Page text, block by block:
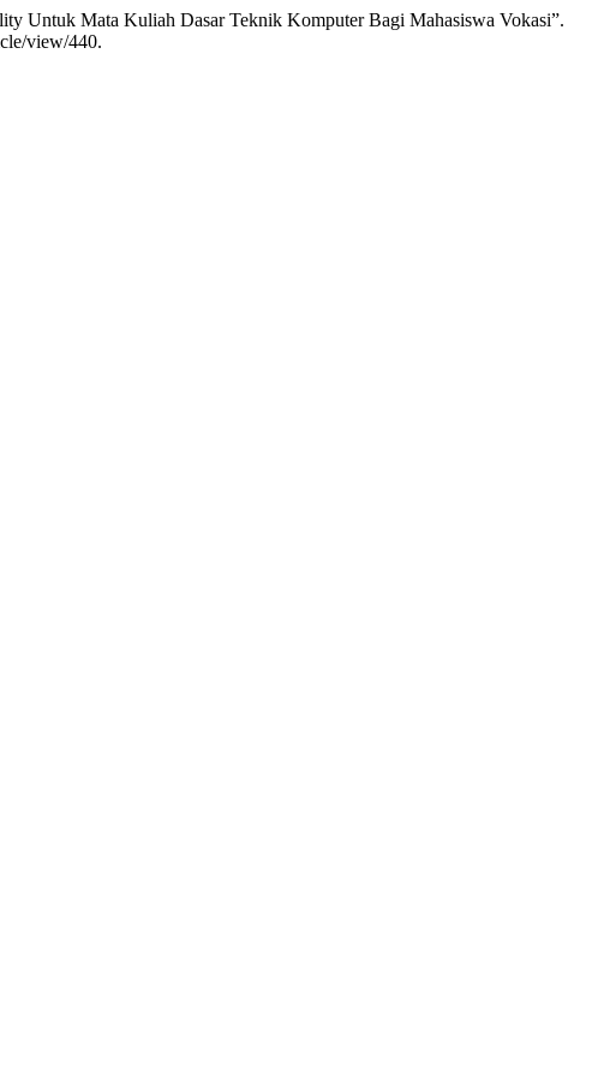
Untuk Mata Kuliah Dasar Teknik Komputer Bagi Mahasiswa Vokasi”.
view/440.